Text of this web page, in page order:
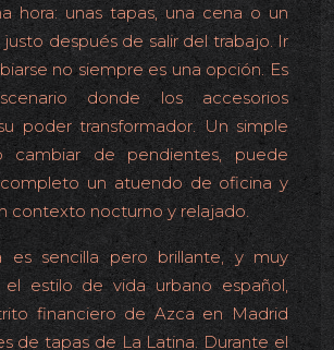
hora: unas tapas, una cena o un
después de salir del trabajo. Ir
no siempre es una opción. Es
donde los accesorios
poder transformador. Un simple
cambiar de pendientes, puede
un atuendo de oficina y
contexto nocturno y relajado.
es sencilla pero brillante, y muy
el estilo de vida urbano español,
financiero de Azca en Madrid
de tapas de La Latina. Durante el